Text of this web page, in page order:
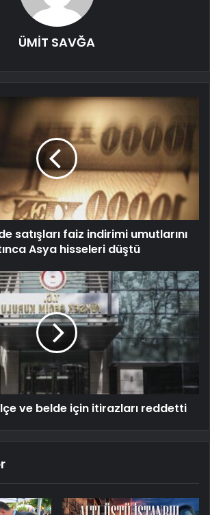
ÜMİT SAVĞA
satışları faiz indirimi umutlarını
Asya hisseleri düştü
ilçe ve belde için itirazları reddetti